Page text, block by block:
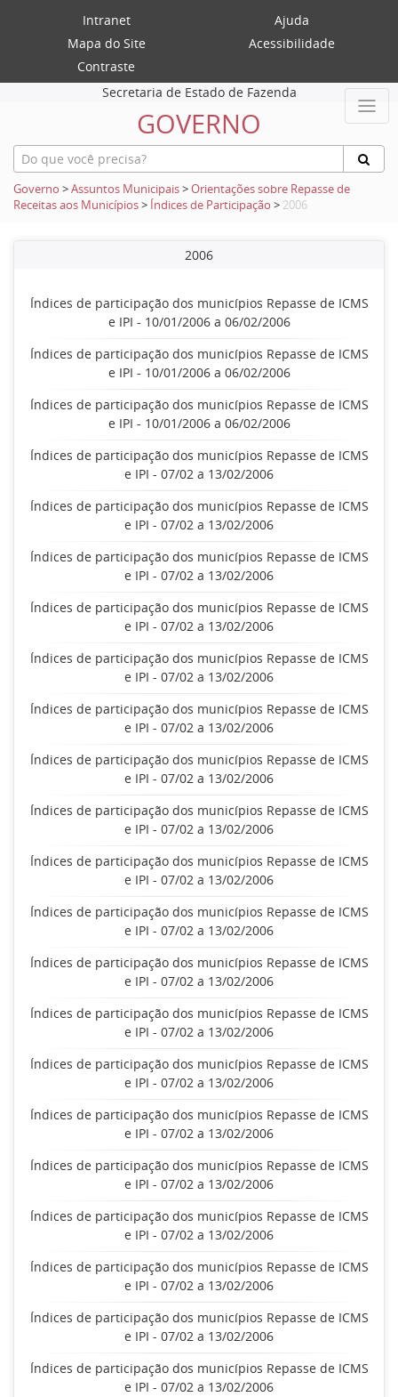
Intranet
Ajuda
Mapa do Site
Acessibilidade
Contraste
Secretaria de Estado de Fazenda
GOVERNO
Governo >Assuntos Municipais>Orientações sobre Repasse de
Receitas aos Municípios> Índices de Participação > 2006
2006
Índices de participação dos municípios Repasse de ICMS
e IPI - 10/01/2006 a 06/02/2006
Índices de participação dos municípios Repasse de ICMS
e IPI - 10/01/2006 a 06/02/2006
Índices de participação dos municípios Repasse de ICMS
e IPI - 10/01/2006 a 06/02/2006
Índices de participação dos municípios Repasse de ICMS
e IPI - 07/02 a 13/02/2006
Índices de participação dos municípios Repasse de ICMS
e IPI - 07/02 a 13/02/2006
Índices de participação dos municípios Repasse de ICMS
e IPI - 07/02 a 13/02/2006
Índices de participação dos municípios Repasse de ICMS
e IPI - 07/02 a 13/02/2006
Índices de participação dos municípios Repasse de ICMS
e IPI - 07/02 a 13/02/2006
Índices de participação dos municípios Repasse de ICMS
e IPI - 07/02 a 13/02/2006
Índices de participação dos municípios Repasse de ICMS
e IPI - 07/02 a 13/02/2006
Índices de participação dos municípios Repasse de ICMS
e IPI - 07/02 a 13/02/2006
Índices de participação dos municípios Repasse de ICMS
e IPI - 07/02 a 13/02/2006
Índices de participação dos municípios Repasse de ICMS
e IPI - 07/02 a 13/02/2006
Índices de participação dos municípios Repasse de ICMS
e IPI - 07/02 a 13/02/2006
Índices de participação dos municípios Repasse de ICMS
e IPI - 07/02 a 13/02/2006
Índices de participação dos municípios Repasse de ICMS
e IPI - 07/02 a 13/02/2006
Índices de participação dos municípios Repasse de ICMS
e IPI - 07/02 a 13/02/2006
Índices de participação dos municípios Repasse de ICMS
e IPI - 07/02 a 13/02/2006
Índices de participação dos municípios Repasse de ICMS
e IPI - 07/02 a 13/02/2006
Índices de participação dos municípios Repasse de ICMS
e IPI - 07/02 a 13/02/2006
Índices de participação dos municípios Repasse de ICMS
e IPI - 07/02 a 13/02/2006
Índices de participação dos municípios Repasse de ICMS
e IPI - 07/02 a 13/02/2006